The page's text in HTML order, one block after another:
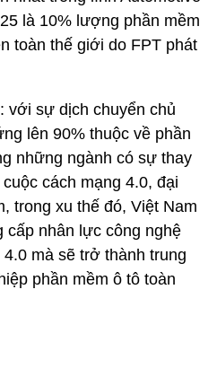
là 10% lượng phần mềm
toàn thế giới do FPT phát
với sự dịch chuyển chủ
lên 90% thuộc về phần
những ngành có sự thay
cách mạng 4.0, đại
trong xu thế đó, Việt Nam
cấp nhân lực công nghệ
mà sẽ trở thành trung
phần mềm ô tô toàn